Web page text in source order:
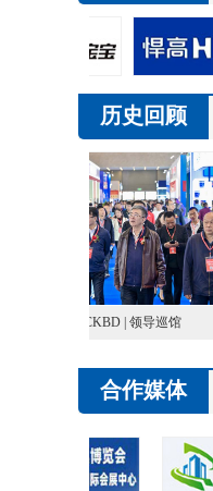
历史回顾
2026 CKBD | 领导巡馆
合作媒体